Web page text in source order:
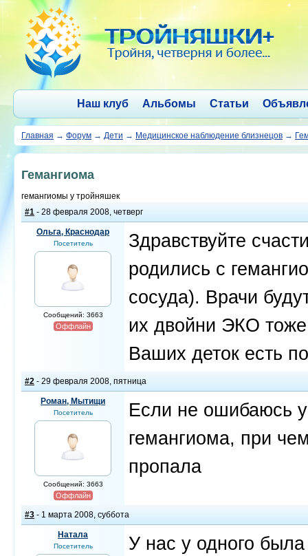
Наш клуб Альбомы Статьи
Главная → Форум → Дети → Медицинское наблюдение близнецов →
Гемангиома
гемангиомы у тройняшек
#1 - 28 февраля 2008, четверг
Ольга, Краснодар
Посетитель
Сообщений: 3663
Оффлайн
Здравствуйте
родились с
сосуда). Врачи
их двойни ЭКО
Ваших деток есть
#2 - 29 февраля 2008, пятница
Роман, Мытищи
Посетитель
Сообщений: 3663
Оффлайн
Если не ошибаюсь
гемангиома, при
пропала
#3 - 1 марта 2008, суббота
Натала
Посетитель
У нас у одного